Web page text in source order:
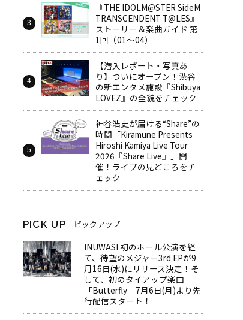
『THE IDOLM@STER SideM
TRANSCENDENT T@LES』
ストーリー＆楽曲ガイド 第
1回（01～04）
【潜入レポート・写真あ
り】ついにオープン！渋谷
の新エンタメ施設『Shibuya
LOVEZ』の全貌をチェック
神谷浩史が届ける“Share”の
時間――「Kiramune Presents
Hiroshi Kamiya Live Tour
2026『Share Live』」開
催！ライブの見どころをチ
ェック
PICK UP ピックアップ
INUWASI 初のホール公演を経
て、待望のメジャー3rd EPが9
月16日(水)にリリース決定！そ
して、初のタイアップ楽曲
「Butterfly」7月6日(月)より先
行配信スタート！